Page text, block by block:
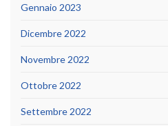
Gennaio 2023
Dicembre 2022
Novembre 2022
Ottobre 2022
Settembre 2022